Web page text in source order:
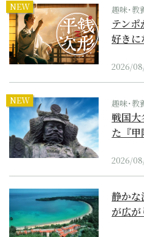
NEW 趣味･教
テン
好き
2026/
NEW 趣味･教
戦国大
た『
2026/
静かな
が広